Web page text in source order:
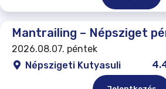
Mantrailing – Népsziget
2026.08.07. péntek
Népszigeti Kutyasuli